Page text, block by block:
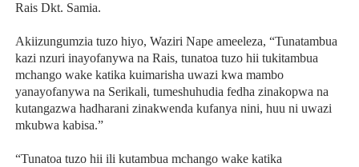
Rais Dkt. Samia.
Akiizungumzia tuzo hiyo, Waziri Nape ameeleza, “Tunatambua
kazi nzuri inayofanywa na Rais, tunatoa tuzo hii tukitambua
mchango wake katika kuimarisha uwazi kwa mambo
yanayofanywa na Serikali, tumeshuhudia fedha zinakopwa na
kutangazwa hadharani zinakwenda kufanya nini, huu ni uwazi
mkubwa kabisa.”
“Tunatoa tuzo hii ili kutambua mchango wake katika